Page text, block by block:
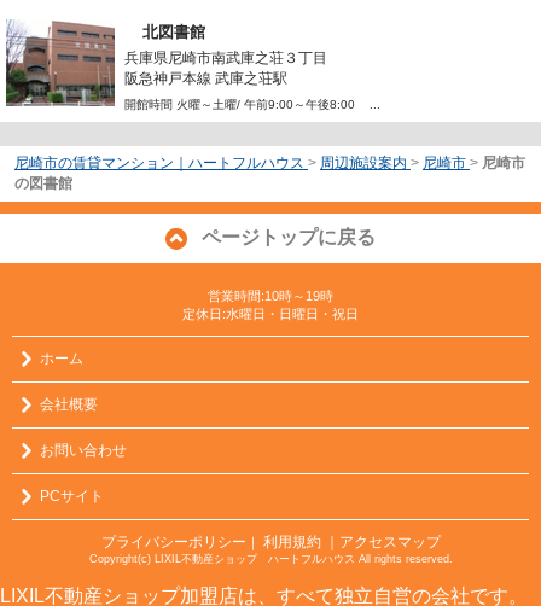
北図書館
兵庫県尼崎市南武庫之荘３丁目
阪急神戸本線 武庫之荘駅
開館時間 火曜～土曜/ 午前9:00～午後8:00 ...
尼崎市の賃貸マンション｜ハートフルハウス > 周辺施設案内 > 尼崎市 > 尼崎市
の図書館
ページトップに戻る
営業時間:10時～19時
定休日:水曜日・日曜日・祝日
ホーム
会社概要
お問い合わせ
PCサイト
プライバシーポリシー ｜ 利用規約 ｜アクセスマップ
Copyright(c) LIXIL不動産ショップ ハートフルハウス All rights reserved.
LIXIL不動産ショップ加盟店は、すべて独立自営の会社です。